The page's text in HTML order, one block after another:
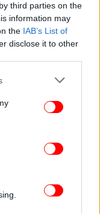
third parties on the
information may
the IAB’s List of
disclose it to other
or more Google
You may click to
party tags to
in below Google
και τον Κόσμο,
ΚΑΛΟΚΑΙΡΙΝΈΣ